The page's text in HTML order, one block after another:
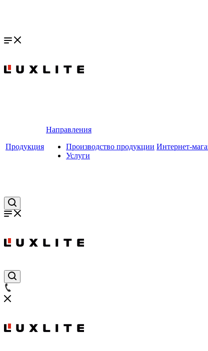
Продукция
Направления
Производство продукции
Услуги
Интернет-